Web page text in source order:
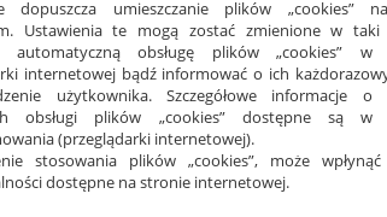
dopuszcza umieszczanie plików „cookies”
Ustawienia te mogą zostać zmienione w
automatyczną obsługę plików „cookies” w
internetowej bądź informować o ich
użytkownika. Szczegółowe informacje o
obsługi plików „cookies” dostępne są w
(przeglądarki internetowej).
stosowania plików „cookies”, może
dostępne na stronie internetowej.